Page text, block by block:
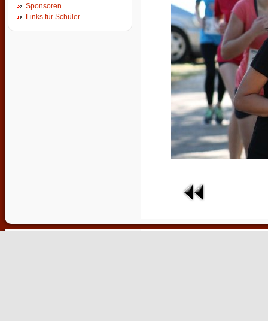
Sponsoren
Links für Schüler